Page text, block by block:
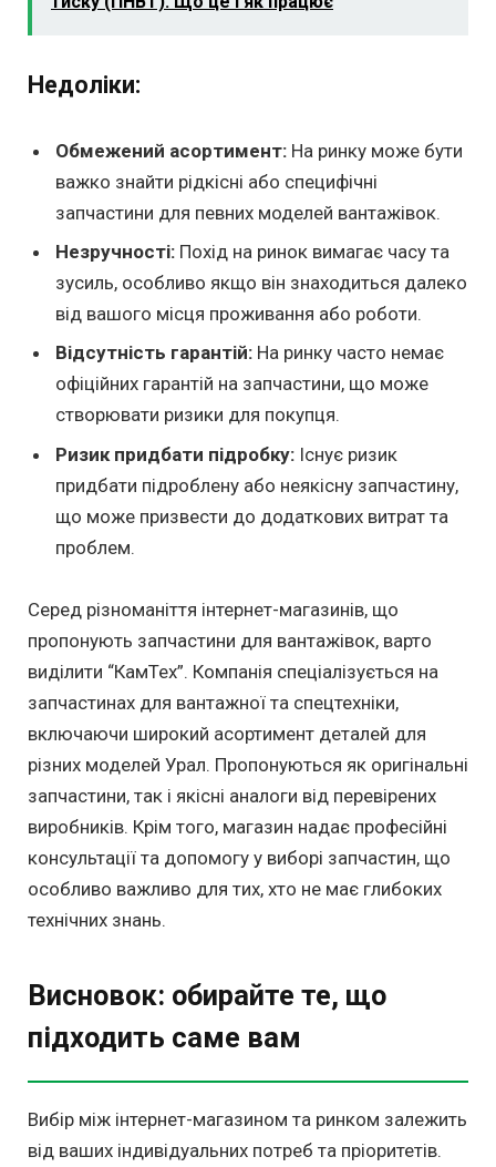
Недоліки:
Обмежений асортимент: На ринку може бути
важко знайти рідкісні або специфічні
запчастини для певних моделей вантажівок.
Незручності: Похід на ринок вимагає часу та
зусиль, особливо якщо він знаходиться далеко
від вашого місця проживання або роботи.
Відсутність гарантій: На ринку часто немає
офіційних гарантій на запчастини, що може
створювати ризики для покупця.
Ризик придбати підробку: Існує ризик
придбати підроблену або неякісну запчастину,
що може призвести до додаткових витрат та
проблем.
Серед різноманіття інтернет-магазинів, що
пропонують запчастини для вантажівок, варто
виділити “КамТех”. Компанія спеціалізується на
запчастинах для вантажної та спецтехніки,
включаючи широкий асортимент деталей для
різних моделей Урал. Пропонуються як оригінальні
запчастини, так і якісні аналоги від перевірених
виробників. Крім того, магазин надає професійні
консультації та допомогу у виборі запчастин, що
особливо важливо для тих, хто не має глибоких
технічних знань.
Висновок: обирайте те, що
підходить саме вам
Вибір між інтернет-магазином та ринком залежить
від ваших індивідуальних потреб та пріоритетів.